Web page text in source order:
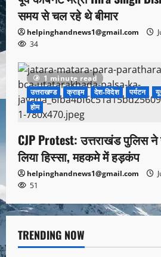
समय से चल रहे थे बीमार
helpinghandnews1@gmail.com
34
1 minute read
उत्तराखण्ड
क्राइम देश-विदेश पर्यटन
होम
CJP Protest: उत्तराखंड पुलिस
लिया हिस्सा, महकमे में हड़कंप
helpinghandnews1@gmail.com
51
TRENDING NOW